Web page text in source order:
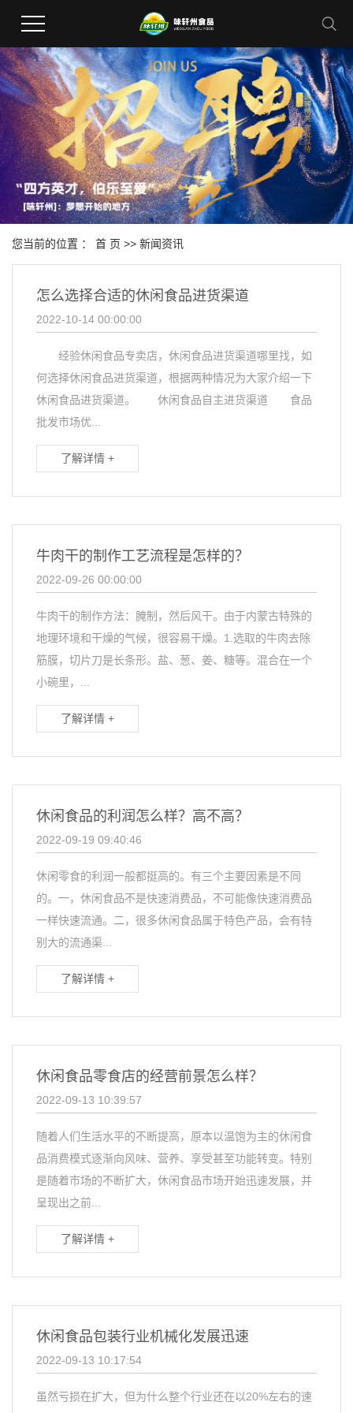
您当前的位置 ： 首 页 >> 新闻资讯
怎么选择合适的休闲食品进货渠道
2022-10-14 00:00:00
经验休闲食品专卖店，休闲食品进货渠道哪里找，如
何选择休闲食品进货渠道，根据两种情况为大家介绍一下
休闲食品进货渠道。 休闲食品自主进货渠道 食品
批发市场优...
了解详情 +
牛肉干的制作工艺流程是怎样的？
2022-09-26 00:00:00
牛肉干的制作方法：腌制，然后风干。由于内蒙古特殊的
地理环境和干燥的气候，很容易干燥。1.选取的牛肉去除
筋膜，切片刀是长条形。盐、葱、姜、糖等。混合在一个
小碗里，...
了解详情 +
休闲食品的利润怎么样？高不高？
2022-09-19 09:40:46
休闲零食的利润一般都挺高的。有三个主要因素是不同
的。一，休闲食品不是快速消费品，不可能像快速消费品
一样快速流通。二，很多休闲食品属于特色产品，会有特
别大的流通渠...
了解详情 +
休闲食品零食店的经营前景怎么样？
2022-09-13 10:39:57
随着人们生活水平的不断提高，原本以温饱为主的休闲食
品消费模式逐渐向风味、营养、享受甚至功能转变。特别
是随着市场的不断扩大，休闲食品市场开始迅速发展，并
呈现出之前...
了解详情 +
休闲食品包装行业机械化发展迅速
2022-09-13 10:17:54
虽然亏损在扩大，但为什么整个行业还在以20%左右的速